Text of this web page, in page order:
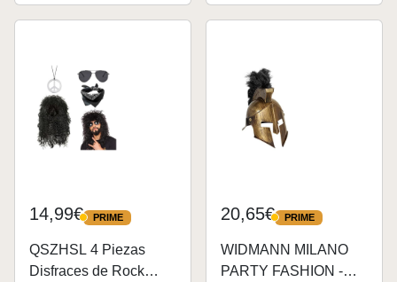
carnaval, Halloween y
Falso Cubre Bandana
para...
14,99€ PRIME
PRIME
QSZHSL 4 Piezas
Disfraces de Rock
20,65€ PRIME
PRIME
WIDMANN MILANO
PARTY FASHION -